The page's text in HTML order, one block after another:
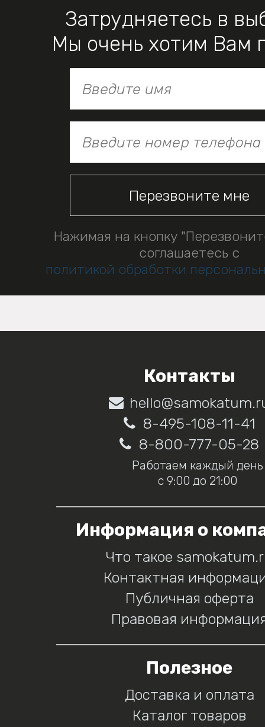
Затрудняетесь в
Мы очень хотим Вам
Нажимая на кнопку
соглашаетесь с
политикой обработки
Контакты
8-495-108-11-41
8-800-777-05-28
Работаем каждый день
с 9:00 до 21:00
Информация о
Что такое
Контактная
Публичная оферта
Правовая
Полезное
Доставка и оплата
Каталог товаров